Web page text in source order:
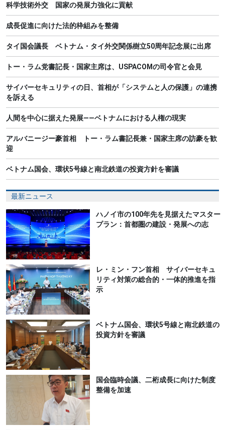
科学技術外交 国家の発展力強化に貢献
成長促進に向けた法的枠組みを整備
タイ国会議長 ベトナム・タイ外交関係樹立50周年記念展に出席
トー・ラム党書記長・国家主席は、USPACOMの司令官と会見
サイバーセキュリティの日、首相が「システムと人の保護」の連携
を訴える
人間を中心に据えた発展――ベトナムにおける人権の現実
アルバニージー豪首相 トー・ラム書記長兼・国家主席の訪豪を歓
迎
ベトナム国会、環状5号線と南北鉄道の投資方針を審議
最新ニュース
ハノイ市の100年先を見据えたマスター
プラン：首都圏の建設・発展への志
レ・ミン・フン首相 サイバーセキュ
リティ対策の総合的・一体的推進を指
示
ベトナム国会、環状5号線と南北鉄道の
投資方針を審議
国会臨時会議、二桁成長に向けた制度
整備を加速